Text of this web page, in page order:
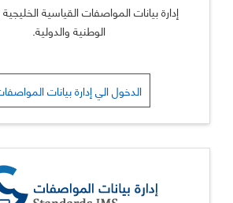
إدارة بيانات المواصفات القياسية الخليجية
الوطنية والدولية.
الدخول الي إدارة بيانات